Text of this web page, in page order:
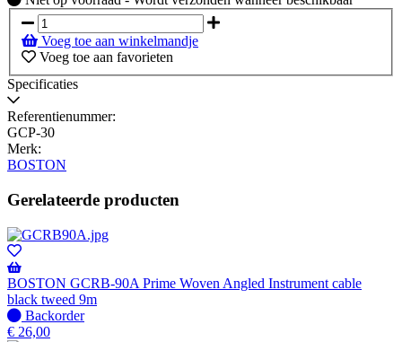
op
voorraad
-
Wordt
verzonden
beschikbaar
Voeg toe aan winkelmandje
Voeg toe aan favorieten
Specificaties
Referentienummer:
GCP-30
Merk:
BOSTON
Gerelateerde producten
BOSTON GCRB-90A Prime Woven Angled Instrument cable
black tweed 9m
Niet
op
Backorder
€ 26,00